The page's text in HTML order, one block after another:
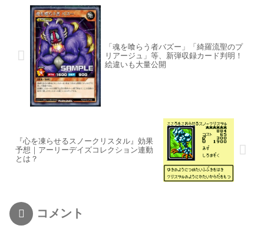
「魂を喰らう者バズー」「綺羅流聖のプ
リアージュ」等、新弾収録カード判明！
絵違いも大量公開
『心を凍らせるスノークリスタル』効果
予想｜アーリーデイズコレクション連動
とは？
コメント